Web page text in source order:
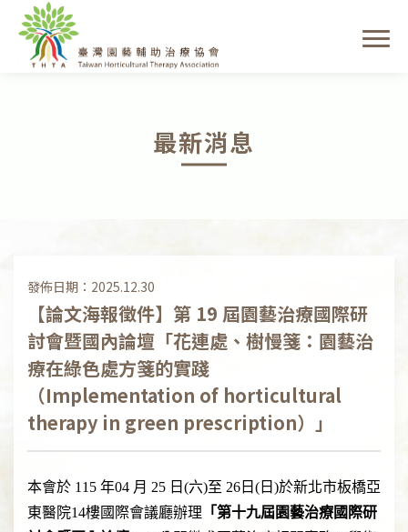
最新消息
發佈日期：2025.12.30
【論文海報徵件】第 19 屆園藝治療國際研
討會暨國內論壇「花連處、樹慢箋：園藝治
療在綠色處方箋的實踐
（Implementation of horticultural
therapy in green prescription）」
本會於 115 年04 月 25 日(六)至 26日(日)於新北市板橋亞
東醫院14樓國際會議廳辦理 「第十九屆園藝治療國際研